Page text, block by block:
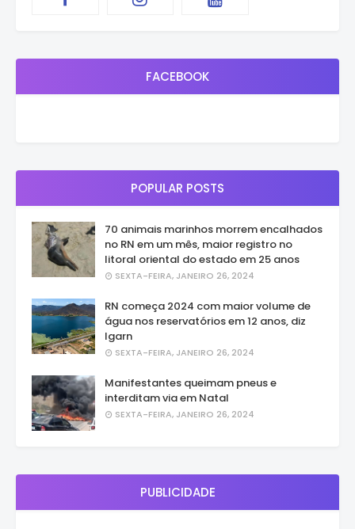
FACEBOOK
POPULAR POSTS
70 animais marinhos morrem encalhados
no RN em um mês, maior registro no
litoral oriental do estado em 25 anos
SEXTA-FEIRA, JANEIRO 26, 2024
RN começa 2024 com maior volume de
água nos reservatórios em 12 anos, diz
Igarn
SEXTA-FEIRA, JANEIRO 26, 2024
Manifestantes queimam pneus e
interditam via em Natal
SEXTA-FEIRA, JANEIRO 26, 2024
PUBLICIDADE